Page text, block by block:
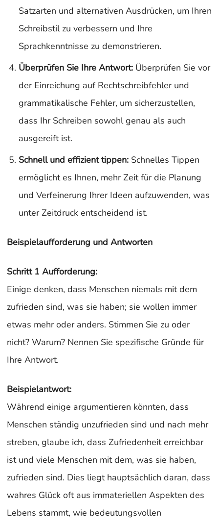
Satzarten und alternativen Ausdrücken, um Ihren
Schreibstil zu verbessern und Ihre
Sprachkenntnisse zu demonstrieren.
Überprüfen Sie Ihre Antwort: Überprüfen Sie vor
der Einreichung auf Rechtschreibfehler und
grammatikalische Fehler, um sicherzustellen,
dass Ihr Schreiben sowohl genau als auch
ausgereift ist.
Schnell und effizient tippen: Schnelles Tippen
ermöglicht es Ihnen, mehr Zeit für die Planung
und Verfeinerung Ihrer Ideen aufzuwenden, was
unter Zeitdruck entscheidend ist.
Beispielaufforderung und Antworten
Schritt 1 Aufforderung:
Einige denken, dass Menschen niemals mit dem
zufrieden sind, was sie haben; sie wollen immer
etwas mehr oder anders. Stimmen Sie zu oder
nicht? Warum? Nennen Sie spezifische Gründe für
Ihre Antwort.
Beispielantwort:
Während einige argumentieren könnten, dass
Menschen ständig unzufrieden sind und nach mehr
streben, glaube ich, dass Zufriedenheit erreichbar
ist und viele Menschen mit dem, was sie haben,
zufrieden sind. Dies liegt hauptsächlich daran, dass
wahres Glück oft aus immateriellen Aspekten des
Lebens stammt, wie bedeutungsvollen